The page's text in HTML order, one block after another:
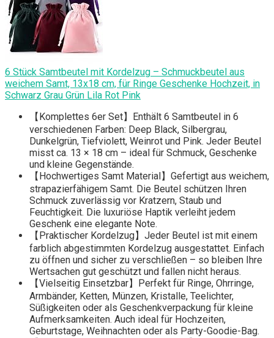
6 Stück Samtbeutel mit Kordelzug – Schmuckbeutel aus
weichem Samt, 13x18 cm, für Ringe Geschenke Hochzeit, in
Schwarz Grau Grün Lila Rot Pink
【Komplettes 6er Set】Enthält 6 Samtbeutel in 6
verschiedenen Farben: Deep Black, Silbergrau,
Dunkelgrün, Tiefviolett, Weinrot und Pink. Jeder Beutel
misst ca. 13 × 18 cm – ideal für Schmuck, Geschenke
und kleine Gegenstände.
【Hochwertiges Samt Material】Gefertigt aus weichem,
strapazierfähigem Samt. Die Beutel schützen Ihren
Schmuck zuverlässig vor Kratzern, Staub und
Feuchtigkeit. Die luxuriöse Haptik verleiht jedem
Geschenk eine elegante Note.
【Praktischer Kordelzug】Jeder Beutel ist mit einem
farblich abgestimmten Kordelzug ausgestattet. Einfach
zu öffnen und sicher zu verschließen – so bleiben Ihre
Wertsachen gut geschützt und fallen nicht heraus.
【Vielseitig Einsetzbar】Perfekt für Ringe, Ohrringe,
Armbänder, Ketten, Münzen, Kristalle, Teelichter,
Süßigkeiten oder als Geschenkverpackung für kleine
Aufmerksamkeiten. Auch ideal für Hochzeiten,
Geburtstage, Weihnachten oder als Party-Goodie-Bag.